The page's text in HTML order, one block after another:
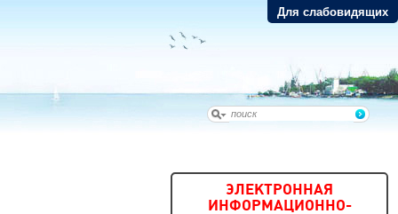
Для слабовидящих
ЭЛЕКТРОННАЯ
ИНФОРМАЦИОННО-